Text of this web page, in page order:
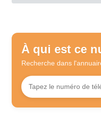
À qui est ce
Recherche dans